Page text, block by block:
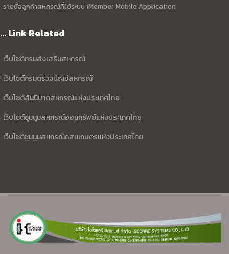
รายชื่อลูกค้าสหกรณ์ที่ใช้ระบบ iMember Mobile Application
... Link Related
เว็บไซต์กรมส่งเสริมสหกรณ์
เว็บไซต์กรมตรวจบัญชีสหกรณ์
เว็บไซต์สันนิบาตสหกรณ์แห่งประเทศไทย
เว็บไซต์ชุมนุมสหกรณ์ออมทรัพย์แห่งประเทศไทย
เว็บไซต์ชุมนุมสหกรณ์กสนเกษตรแห่งประเทศไทย